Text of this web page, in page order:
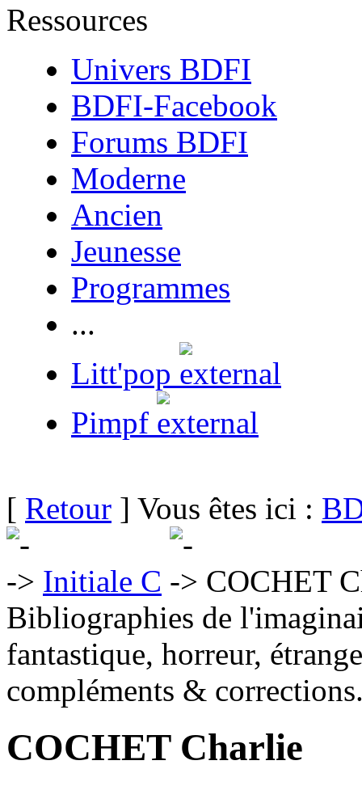
Ressources
Univers BDFI
BDFI-Facebook
Forums BDFI
Moderne
Ancien
Jeunesse
Programmes
...
Litt'pop
Pimpf
[ Retour ] Vous êtes ici :
Initiale C
COCHET
Bibliographies de
fantastique, horreur,
compléments &
COCHET Charlie